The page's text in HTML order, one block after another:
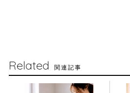
Related 関連記事